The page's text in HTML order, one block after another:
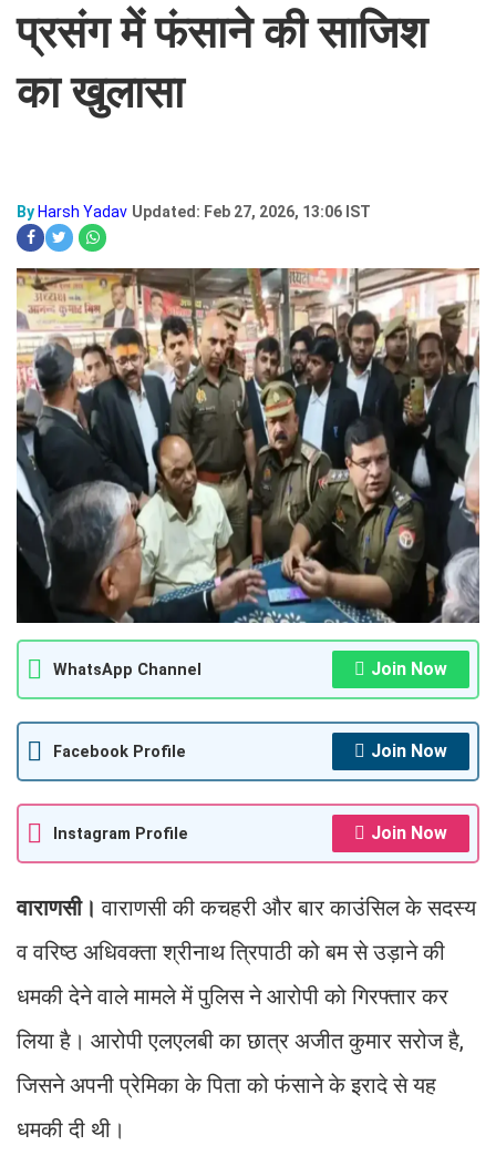
प्रसंग में फंसाने की साजिश
का खुलासा
By Harsh Yadav Updated: Feb 27, 2026, 13:06 IST
WhatsApp Channel Join Now
Facebook Profile Join Now
Instagram Profile Join Now
वाराणसी।वाराणसी की कचहरी और बार काउंसिल के सदस्य
व वरिष्ठ अधिवक्ता श्रीनाथ त्रिपाठी को बम से उड़ाने की
धमकी देने वाले मामले में पुलिस ने आरोपी को गिरफ्तार कर
लिया है। आरोपी एलएलबी का छात्र अजीत कुमार सरोज है,
जिसने अपनी प्रेमिका के पिता को फंसाने के इरादे से यह
धमकी दी थी।